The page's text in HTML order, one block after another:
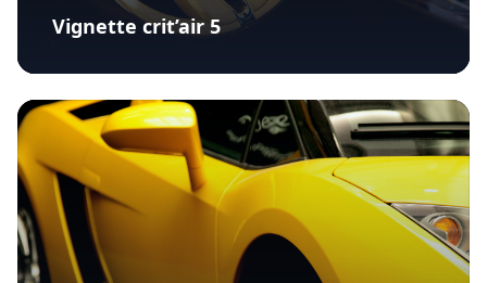
Vignette crit’air 5